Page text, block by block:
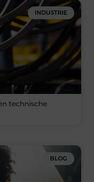
INDUSTRIE
technische
BLOG